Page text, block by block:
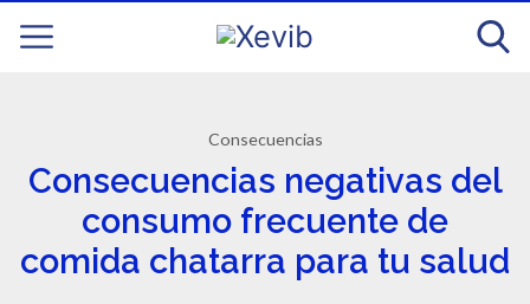
Consecuencias
Consecuencias negativas del
consumo frecuente de
comida chatarra para tu salud